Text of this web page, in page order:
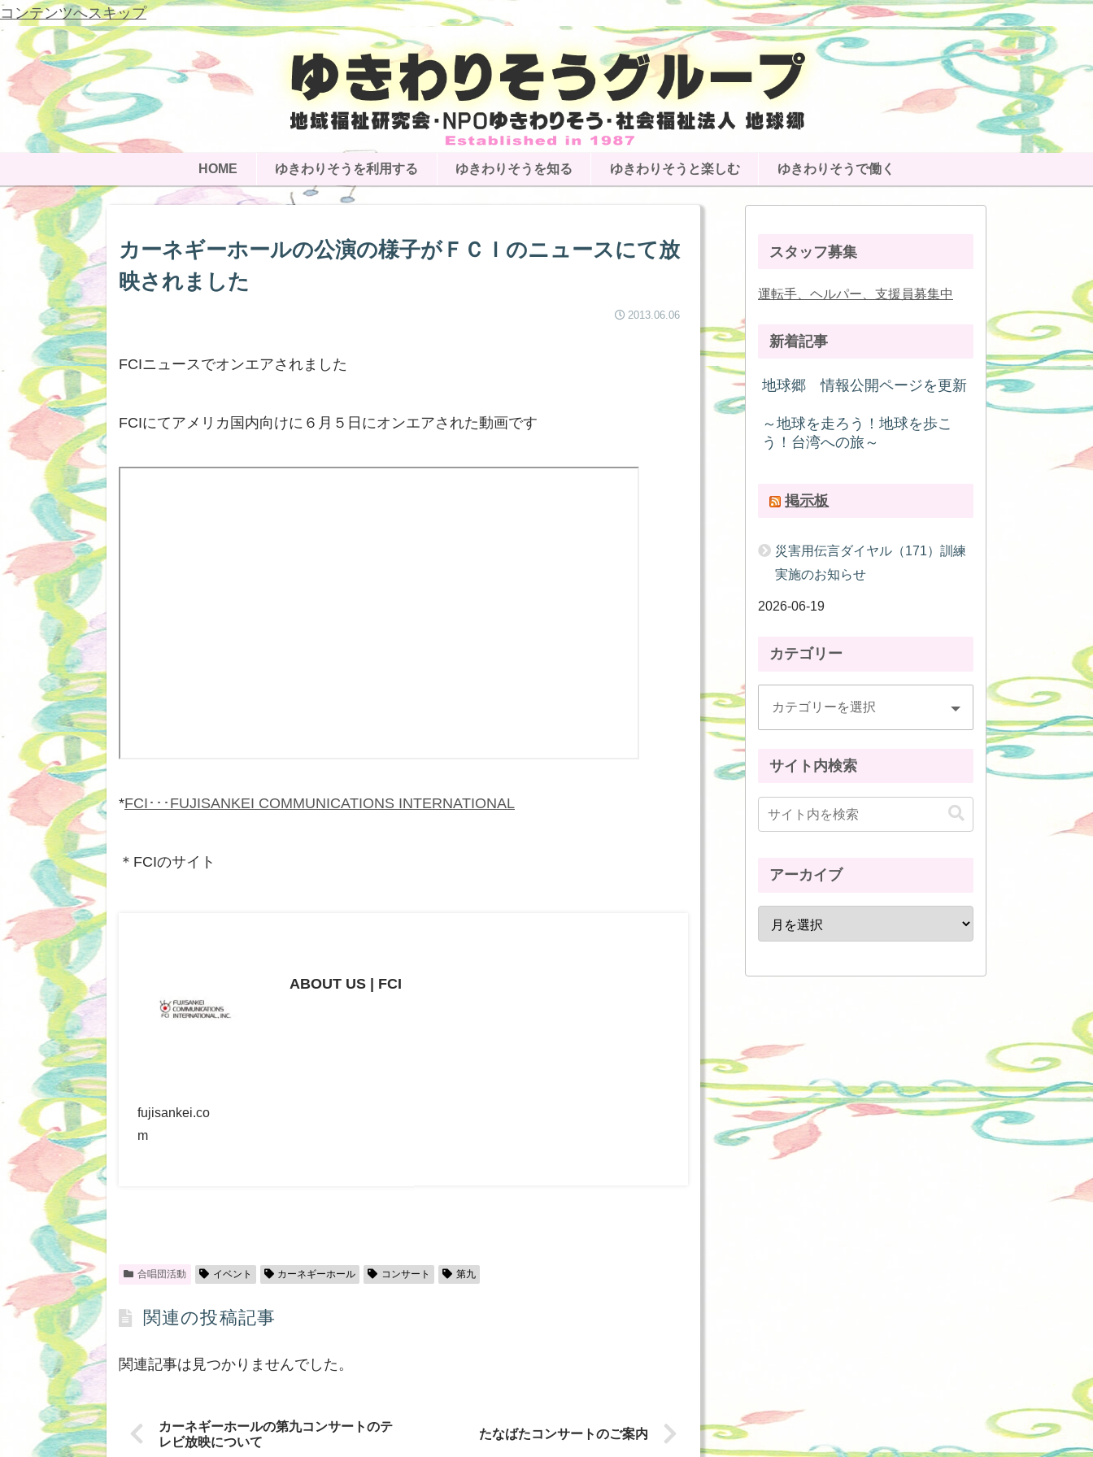
コンテンツへスキップ
HOME ゆきわりそうを利用する ゆきわりそうを知る ゆきわりそうと楽しむ ゆきわりそうで働く
カーネギーホールの公演の様子がＦＣＩのニュースにて放
映されました
2013.06.06
FCIニュースでオンエアされました
FCIにてアメリカ国内向けに６月５日にオンエアされた動画です
*FCI･･･FUJISANKEI COMMUNICATIONS INTERNATIONAL
＊FCIのサイト
ABOUT US | FCI
fujisankei.co
m
合唱団活動 イベント カーネギーホール コンサート 第九
関連の投稿記事
関連記事は見つかりませんでした。
カーネギーホールの第九コンサートのテ
レビ放映について
たなばたコンサートのご案内
スタッフ募集
運転手、ヘルパー、支援員募集中
新着記事
地球郷 情報公開ページを更新
～地球を走ろう！地球を歩こ
う！台湾への旅～
掲示板
災害用伝言ダイヤル（171）訓練
実施のお知らせ
2026-06-19
カテゴリー
サイト内検索
アーカイブ